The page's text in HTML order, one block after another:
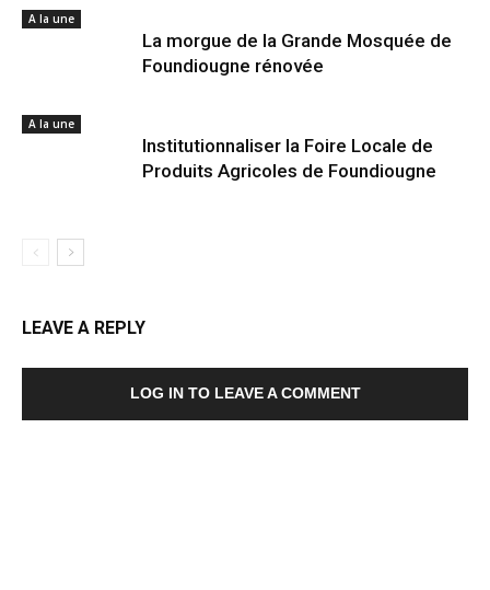
A la une
La morgue de la Grande Mosquée de
Foundiougne rénovée
A la une
Institutionnaliser la Foire Locale de
Produits Agricoles de Foundiougne
LEAVE A REPLY
LOG IN TO LEAVE A COMMENT